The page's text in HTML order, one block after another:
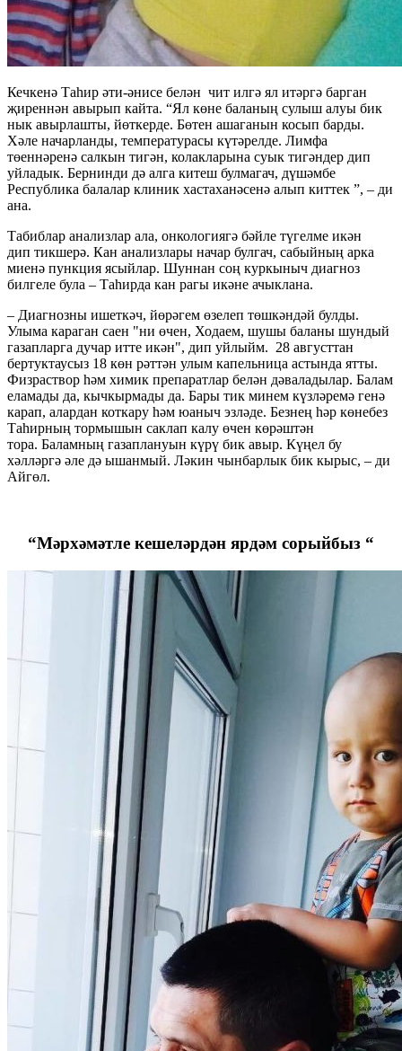
Кечкенә Таһир әти-әнисе белән чит илгә ял итәргә барган
җиреннән авырып кайта. “Ял көне баланың сулыш алуы бик
нык авырлашты, йөт­керде. Бөтен ашаганын косып барды.
Хәле начарланды, температурасы күтәрелде. Лимфа
төеннәренә салкын тигән, колакларына суык тигәндер дип
уйладык. Бернинди дә алга китеш булмагач, дүшәмбе
Республика балалар клиник хастаханәсенә алып киттек ”, – ди
ана.
Табиблар анализлар ала, онкологиягә бәйле тү­гелме икән
дип тикшерә. Кан анализлары начар булгач, сабыйның арка
миенә пункция ясыйлар. Шуннан соң куркыныч диаг­ноз
билгеле була – Таһирда кан рагы икәне ачыклана.
– Диагнозны ишеткәч, йөрәгем өзелеп төшкәндәй булды.
Улыма караган саен "ни өчен, Ходаем, шушы баланы шундый
газапларга дучар итте икән", дип уйлыйм. 28 августтан
бертуктаусыз 18 көн рәттән улым капельница астында ятты.
Физраствор һәм химик препаратлар белән дәваладылар. Балам
еламады да, кычкырмады да. Бары тик минем күзләремә генә
карап, алардан коткару һәм юаныч эзләде. Безнең һәр көнебез
Таһирның тормышын саклап калу өчен көрәштән
тора. Баламның газаплануын күрү бик авыр. Күңел бу
хәлләргә әле дә ышанмый. Ләкин чынбарлык бик кырыс, – ди
Айгөл.
“Мәрхәмәтле кешеләрдән ярдәм сорыйбыз “